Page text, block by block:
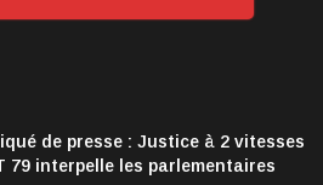
de presse : Justice à 2 vitesses
79 interpelle les parlementaires